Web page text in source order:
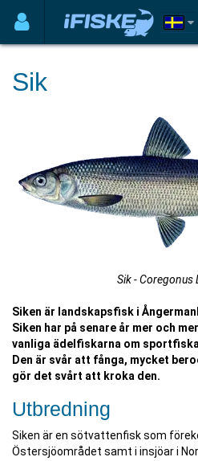
Sik
Sik - Coregonus
Siken är landskapsfisk i
Siken har på senare år mer och
vanliga ädelfiskarna om
Den är svår att fånga, mycket
gör det svårt att kroka den.
Utbredning
Siken är en sötvattenfisk som
Östersjöområdet samt i insjöar i